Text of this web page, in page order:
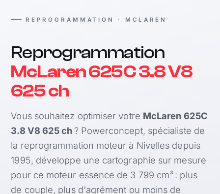
REPROGRAMMATION · MCLAREN
Reprogrammation
McLaren 625C 3.8 V8
625 ch
Vous souhaitez optimiser votre McLaren 625C
3.8 V8 625 ch ? Powerconcept, spécialiste de
la reprogrammation moteur à Nivelles depuis
1995, développe une cartographie sur mesure
pour ce moteur essence de 3 799 cm³ : plus
de couple, plus d'agrément ou moins de